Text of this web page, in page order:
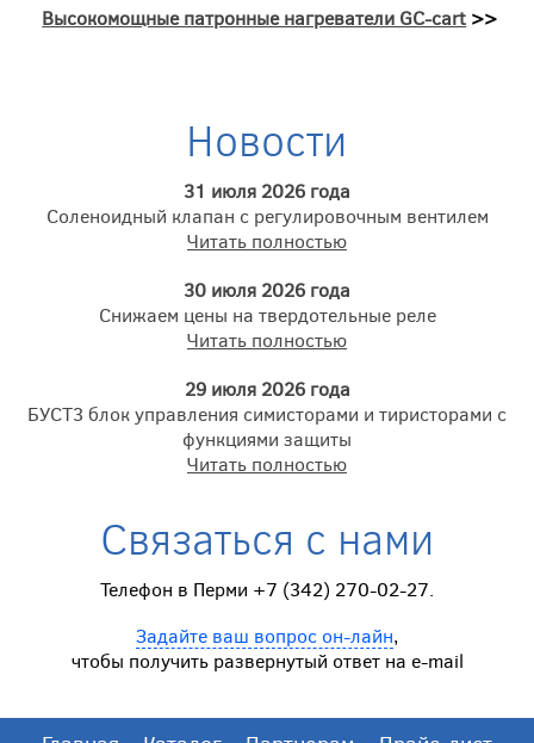
Высокомощные патронные нагреватели GC-cart >>
Новости
31 июля 2026 года
Соленоидный клапан с регулировочным вентилем
Читать полностью
30 июля 2026 года
Снижаем цены на твердотельные реле
Читать полностью
29 июля 2026 года
БУСТ3 блок управления симисторами и тиристорами с
функциями защиты
Читать полностью
Связаться с нами
Телефон в Перми +7 (342) 270-02-27.
Задайте ваш вопрос он-лайн,
чтобы получить развернутый ответ на e-mail